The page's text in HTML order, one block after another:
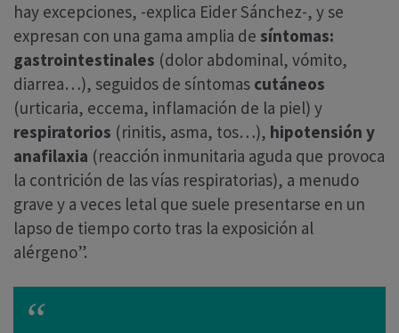
hay excepciones, -explica Eider Sánchez-, y se
expresan con una gama amplia de síntomas:
gastrointestinales (dolor abdominal, vómito,
diarrea…), seguidos de síntomas cutáneos
(urticaria, eccema, inflamación de la piel) y
respiratorios (rinitis, asma, tos…), hipotensión y
anafilaxia (reacción inmunitaria aguda que provoca
la contrición de las vías respiratorias), a menudo
grave y a veces letal que suele presentarse en un
lapso de tiempo corto tras la exposición al
alérgeno”.